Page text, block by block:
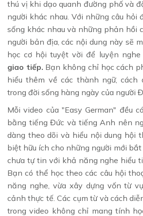
thú vị khi dạo quanh đường phố và
người khác nhau. Với những câu hỏi
sống khác nhau và những phản hồi
người bản địa, các nội dung này sẽ
học cơ hội tuyệt vời để luyện nghe
giao tiếp. Bạn không chỉ học cách
hiểu thêm về các thành ngữ,
trong đời sống hàng ngày của người
Mỗi video của "Easy German" đều
bằng tiếng Đức và tiếng Anh nên
dàng theo dõi và hiểu nội dung hội
biệt hữu ích cho những người mới
chưa tự tin với khả năng nghe hiểu
Bạn có thể học theo các câu hội
năng nghe, vừa xây dựng vốn từ
cảnh thực tế. Các cụm từ và cách
trong video không chỉ mang tính